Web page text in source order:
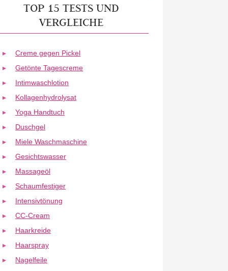
TOP 15 TESTS UND
VERGLEICHE
Creme gegen Pickel
Getönte Tagescreme
Intimwaschlotion
Kollagenhydrolysat
Yoga Handtuch
Duschgel
Miele Waschmaschine
Gesichtswasser
Massageöl
Schaumfestiger
Intensivtönung
CC-Cream
Haarkreide
Haarspray
Nagelfeile